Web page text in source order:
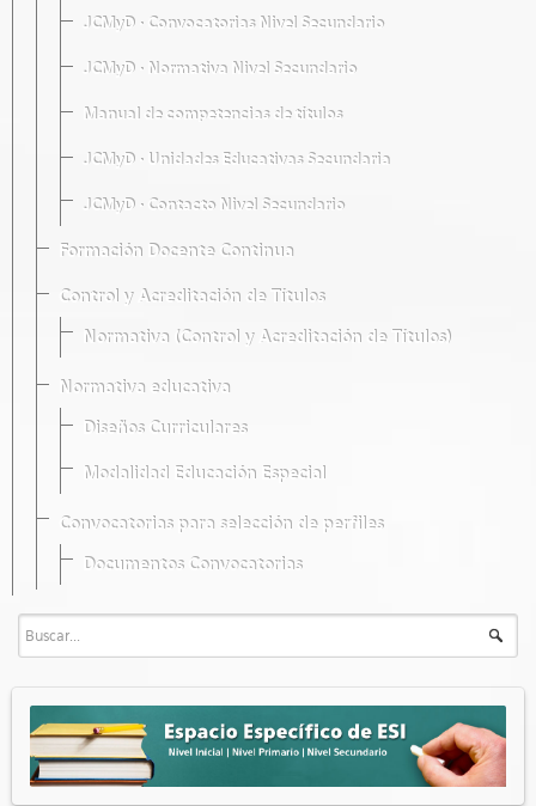
JCMyD · Convocatorias Nivel Secundario
JCMyD · Normativa Nivel Secundario
Manual de competencias de títulos
JCMyD · Unidades Educativas Secundaria
JCMyD · Contacto Nivel Secundario
Formación Docente Continua
Control y Acreditación de Títulos
Normativa (Control y Acreditación de Títulos)
Normativa educativa
Diseños Curriculares
Modalidad Educación Especial
Convocatorias para selección de perfiles
Documentos Convocatorias